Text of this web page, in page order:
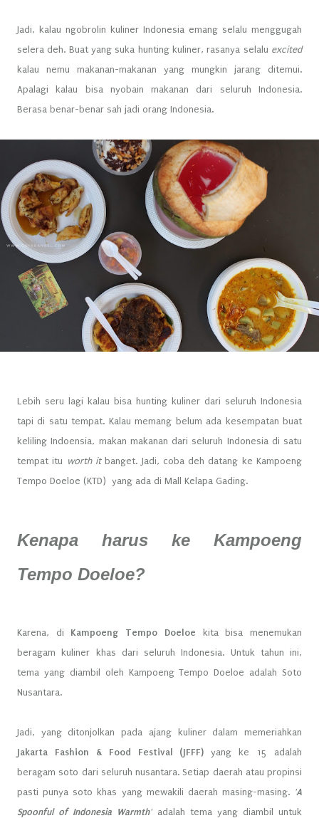
Jadi, kalau ngobrolin kuliner Indonesia emang selalu menggugah
selera deh. Buat yang suka hunting kuliner, rasanya selalu excited
kalau nemu makanan-makanan yang mungkin jarang ditemui.
Apalagi kalau bisa nyobain makanan dari seluruh Indonesia.
Berasa benar-benar sah jadi orang Indonesia.
Lebih seru lagi kalau bisa hunting kuliner dari seluruh Indonesia
tapi di satu tempat. Kalau memang belum ada kesempatan buat
keliling Indoensia, makan makanan dari seluruh Indonesia di satu
tempat itu worth itbanget. Jadi, coba deh datang ke Kampoeng
Tempo Doeloe (KTD) yang ada di Mall Kelapa Gading.
Kenapa harus ke Kampoeng
Tempo Doeloe?
Karena, di Kampoeng Tempo Doeloe kita bisa menemukan
beragam kuliner khas dari seluruh Indonesia. Untuk tahun ini,
tema yang diambil oleh Kampoeng Tempo Doeloe adalah Soto
Nusantara.
Jadi, yang ditonjolkan pada ajang kuliner dalam memeriahkan
Jakarta Fashion & Food Festival (JFFF) yang ke 15 adalah
beragam soto dari seluruh nusantara. Setiap daerah atau propinsi
pasti punya soto khas yang mewakili daerah masing-masing. 'A
Spoonful of Indonesia Warmth'adalah tema yang diambil untuk